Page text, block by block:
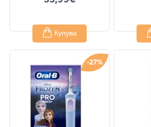
Купува
-27%